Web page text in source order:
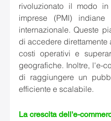
rivoluzionato il modo
imprese (PMI)
internazionale. Queste
di accedere
costi operativi e
geografiche. Inoltre, l'e-
di raggiungere un
efficiente e scalabile.
La crescita dell'e-